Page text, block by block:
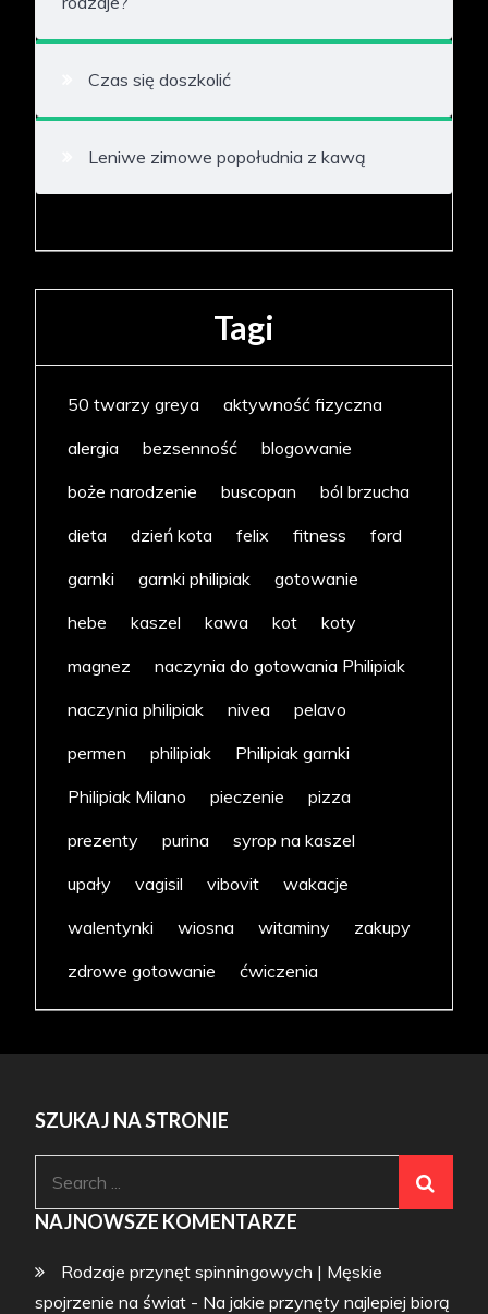
Czas się doszkolić
Leniwe zimowe popołudnia z kawą
Tagi
50 twarzy greya
aktywność fizyczna
alergia
bezsenność
blogowanie
boże narodzenie
buscopan
ból brzucha
dieta
dzień kota felix fitness
ford
garnki
garnki philipiak
gotowanie
hebe
kaszel kawa kot
koty
magnez
naczynia do gotowania Philipiak
naczynia philipiak
nivea
pelavo
permen
philipiak
Philipiak garnki
Philipiak Milano
pieczenie
pizza
prezenty
purina
syrop na kaszel
upały
vagisil vibovit
wakacje
walentynki
wiosna witaminy
zakupy
zdrowe gotowanie
ćwiczenia
SZUKAJ NA STRONIE
NAJNOWSZE KOMENTARZE
Rodzaje przynęt spinningowych | Męskie
spojrzenie na świat - Na jakie przynęty najlepiej biorą